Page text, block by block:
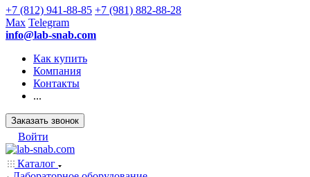
+7 (812) 941-88-85 +7 (981) 882-88-28
Max Telegram
info@lab-snab.com
Как купить
Компания
Контакты
...
Заказать звонок
Войти
Каталог